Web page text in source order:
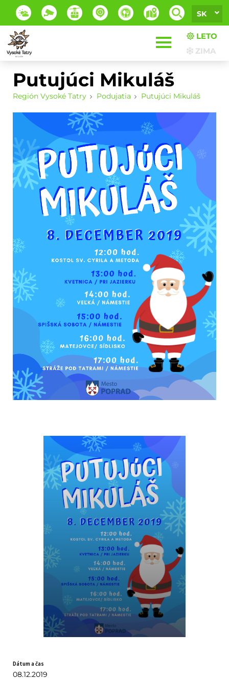
SK
LETO
ZIMA
Putujúci Mikuláš
Región Vysoké Tatry Podujatia Putujúci Mikuláš
Dátum a čas
08.12.2019